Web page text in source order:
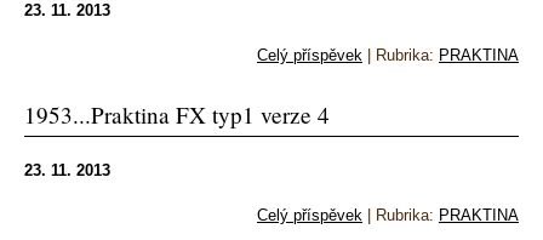
23. 11. 2013
Celý příspěvek Rubrika: PRAKTINA
1953...Praktina FX typ1 verze 4
23. 11. 2013
Celý příspěvek Rubrika: PRAKTINA